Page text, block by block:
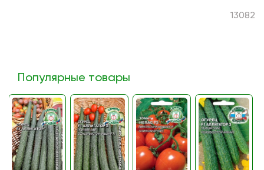
13082
Популярные товары